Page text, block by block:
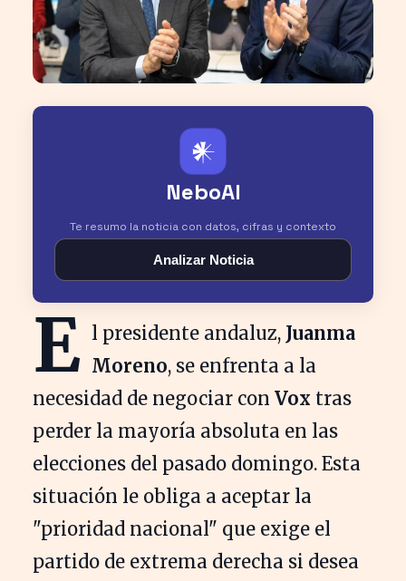
𒀭
NeboAI
Te resumo la noticia con datos, cifras y contexto
Analizar Noticia
E l presidente andaluz, Juanma
Moreno, se enfrenta a la
necesidad de negociar con Vox tras
perder la mayoría absoluta en las
elecciones del pasado domingo. Esta
situación le obliga a aceptar la
"prioridad nacional" que exige el
partido de extrema derecha si desea